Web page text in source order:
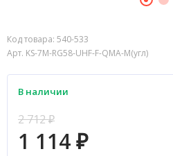
Код товара: 540-533
Арт. KS-7M-RG58-UHF-F-QMA-M(угл)
В наличии
2 712₽
1 114 ₽